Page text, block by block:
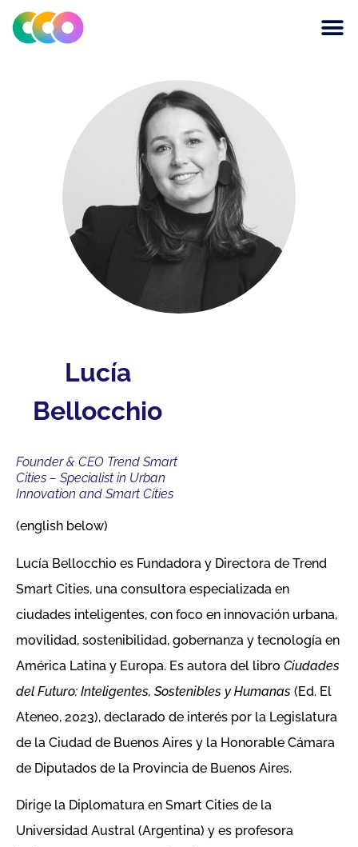
CONSCIOUS DESIGN
Lucía
Bellocchio
Founder & CEO Trend Smart
Cities – Specialist in Urban
Innovation and Smart Cities
(english below)
Lucía Bellocchio es Fundadora y Directora de Trend
Smart Cities, una consultora especializada en
ciudades inteligentes, con foco en innovación urbana,
movilidad, sostenibilidad, gobernanza y tecnología en
América Latina y Europa. Es autora del libro Ciudades
del Futuro: Inteligentes, Sostenibles y Humanas (Ed. El
Ateneo, 2023), declarado de interés por la Legislatura
de la Ciudad de Buenos Aires y la Honorable Cámara
de Diputados de la Provincia de Buenos Aires.
Dirige la Diplomatura en Smart Cities de la
Universidad Austral (Argentina) y es profesora